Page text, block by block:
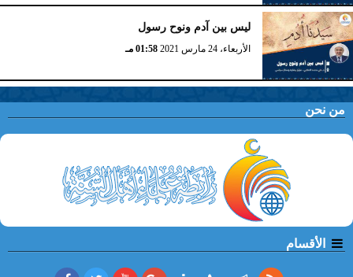
ليس بين آدم ونوح رسول
الأربعاء، 24 مارس 2021 01:58 مـ
من نحن
الأقسام